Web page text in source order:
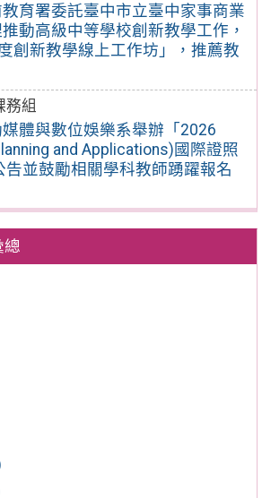
育署委託臺中市立臺中家事商業
動高級中等學校創新教學工作，
創新教學線上工作坊」，推薦教
務組
體與數位娛樂系舉辦「2026
and Applications)國際證照
告並鼓勵相關學科教師踴躍報名
總